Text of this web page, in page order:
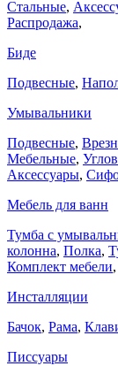
Стальные,
Распродажа,
Биде
Подвесные,
Умывальники
Подвесные,
Мебельные,
Аксессуары,
Мебель для ванн
Тумба с
колонна, Полка,
Комплект мебели,
Инсталляции
Бачок, Рама,
Писсуары